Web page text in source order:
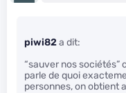
piwi82a dit:
“sauver nos sociétés”
parle de quoi
personnes, on obtient